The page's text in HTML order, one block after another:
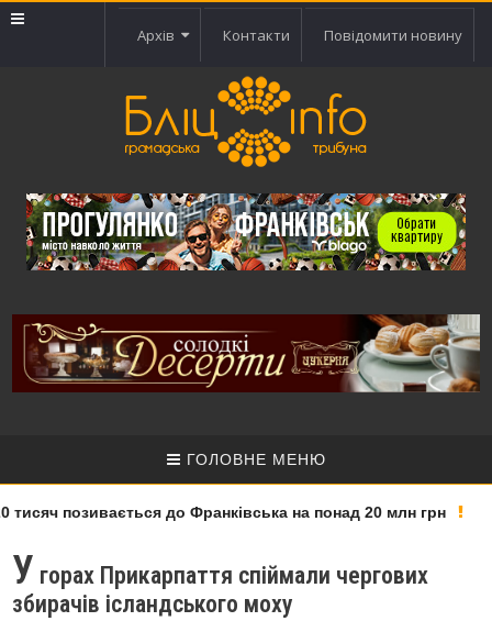
Архів Контакти Повідомити новину
ГОЛОВНЕ МЕНЮ
позивається до Франківська на понад 20 млн грн
У горах Прикарпаття спіймали чергових
збирачів ісландського моху